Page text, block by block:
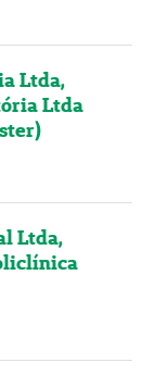
Ltda,
Ltda
Ltda,